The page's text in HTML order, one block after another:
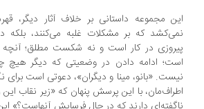
مجموعه داستانی بر خلاف آثار دیگر، قهرمانانی
که بر مشکلات غلبه می‌کنند، بلکه در این
در کار است و نه شکست مطلق؛ آنچه هست،
ادامه دادن در وضعیتی که دیگر هیچ چیز
«بانو، مینا و دیگران»، دعوتی است برای نگاه
با این پرسش پنهان که «زیر نقاب این